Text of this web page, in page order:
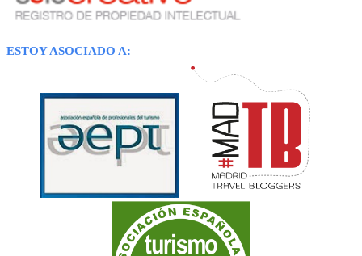
ESTOY ASOCIADO A: